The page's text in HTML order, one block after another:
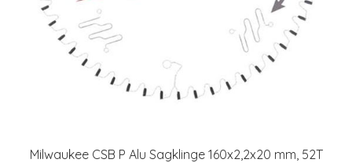
Milwaukee CSB P Alu Sagklinge 160x2,2x20 mm, 52T